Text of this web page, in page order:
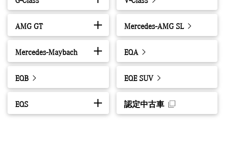
AMG GT Mercedes-AMG SL
Mercedes-Maybach EQA
EQB EQE SUV
EQS 認定中古車